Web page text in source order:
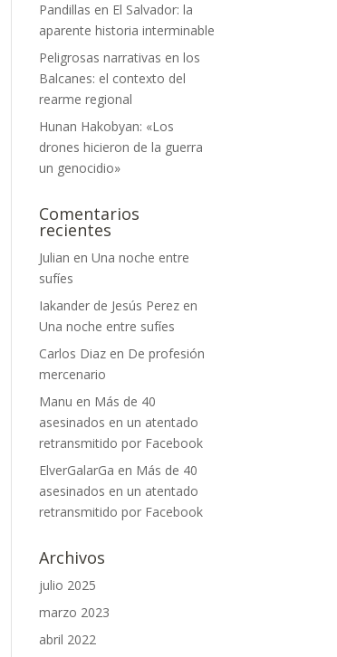
Pandillas en El Salvador: la
aparente historia interminable
Peligrosas narrativas en los
Balcanes: el contexto del
rearme regional
Hunan Hakobyan: «Los
drones hicieron de la guerra
un genocidio»
Comentarios
recientes
Julian enUna noche entre
sufíes
Iakander de Jesús Perez en
Una noche entre sufíes
Carlos Diaz en De profesión
mercenario
Manu en Más de 40
asesinados en un atentado
retransmitido por Facebook
ElverGalarGa en Más de 40
asesinados en un atentado
retransmitido por Facebook
Archivos
julio 2025
marzo 2023
abril 2022